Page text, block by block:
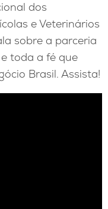
dos
e Veterinários
sobre a parceria
toda a fé que
Brasil. Assista!